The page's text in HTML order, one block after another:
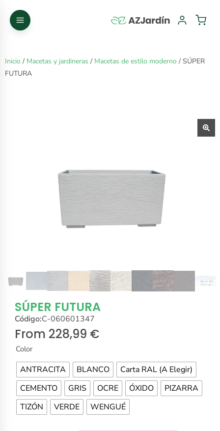
Inicio / Macetas y jardineras / Macetas de estilo moderno / SÚPER
FUTURA
SÚPER FUTURA
Código:C-060601347
From 228,99 €
Color
ANTRACITA BLANCO
Carta RAL (A Elegir)
CEMENTO
GRIS OCRE ÓXIDO
PIZARRA
TIZÓN
VERDE WENGUÉ